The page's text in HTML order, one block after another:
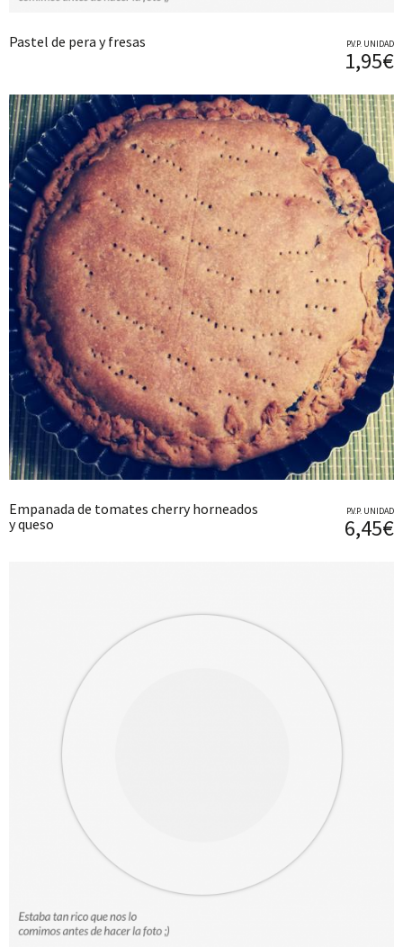
Pastel de pera y fresas P.V.P. UNIDAD
1,95€
Empanada de tomates cherry horneados
y queso
P.V.P. UNIDAD
6,45€